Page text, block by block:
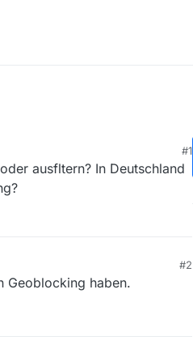
#1
ausfltern? In Deutschland
#2
Geoblocking haben.